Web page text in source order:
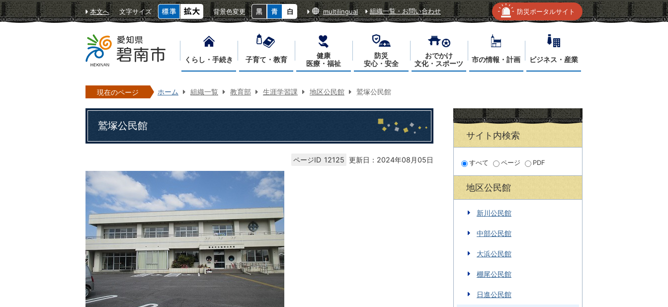
本文へ 文字サイズ 背景色変更 multilingual 組織一覧・お問い合わせ 防災ポータルサイト
くらし・手続き 子育て・教育
健康
医療・福祉
防災
安心・安全
おでかけ
文化・スポーツ
市の情報・計画 ビジネス・産業
現在のページ ホーム 組織一覧 教育部 生涯学習課 地区公民館 鷲塚公民館
鷲塚公民館
ページID 12125 更新日：2024年08月05日
サイト内検索
すべて ページ PDF
地区公民館
新川公民館
中部公民館
大浜公民館
棚尾公民館
日進公民館